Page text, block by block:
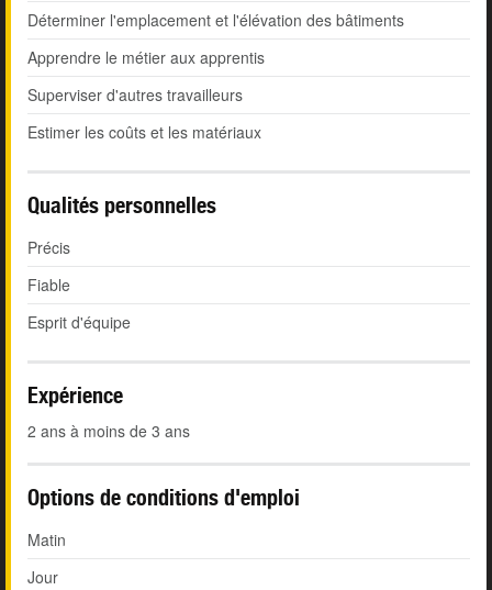
Déterminer l'emplacement et l'élévation des bâtiments
Apprendre le métier aux apprentis
Superviser d'autres travailleurs
Estimer les coûts et les matériaux
Qualités personnelles
Précis
Fiable
Esprit d'équipe
Expérience
2 ans à moins de 3 ans
Options de conditions d'emploi
Matin
Jour